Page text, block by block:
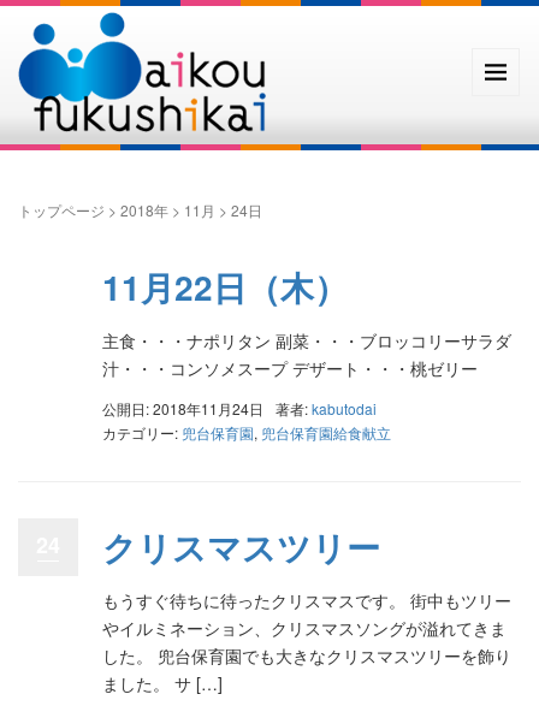
トップページ > 2018年 > 11月 > 24日
11月22日（木）
主食・・・ナポリタン 副菜・・・ブロッコリーサラダ
汁・・・コンソメスープ デザート・・・桃ゼリー
公開日: 2018年11月24日 著者:kabutodai
カテゴリー: 兜台保育園, 兜台保育園給食献立
クリスマスツリー
もうすぐ待ちに待ったクリスマスです。 街中もツリー
やイルミネーション、クリスマスソングが溢れてきま
した。 兜台保育園でも大きなクリスマスツリーを飾り
ました。 サ […]